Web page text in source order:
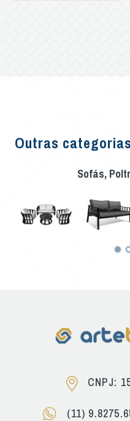
Outras
Sofás,
CNPJ:
(11)